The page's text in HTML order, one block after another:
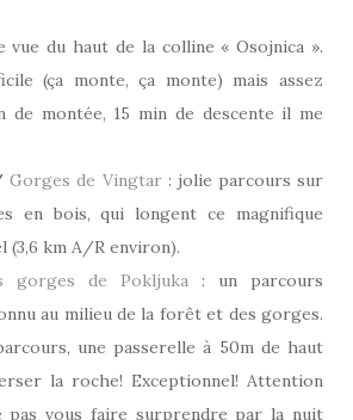
vue du haut de la colline « Osojnica ».
(ça monte, ça monte) mais assez
de montée, 15 min de descente il me
Gorges de Vingtar: jolie parcours sur
en bois, qui longent ce magnifique
(3,6 km A/R environ).
gorges de Pokljuka : un parcours
au milieu de la forêt et des gorges.
une passerelle à 50m de haut
la roche! Exceptionnel! Attention
pas vous faire surprendre par la nuit